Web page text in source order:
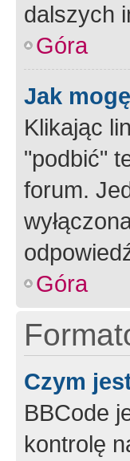
dalszych
Góra
Jak
Klikając
"podbić"
forum.
Góra
Czym
BBCode
kontrolę